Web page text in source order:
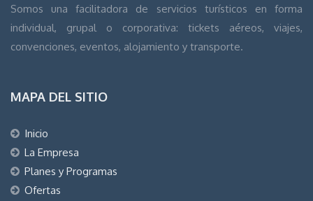
Somos una facilitadora de servicios turísticos en forma
individual, grupal o corporativa: tickets aéreos, viajes,
convenciones, eventos, alojamiento y transporte.
MAPA DEL SITIO
Inicio
La Empresa
Planes y Programas
Ofertas